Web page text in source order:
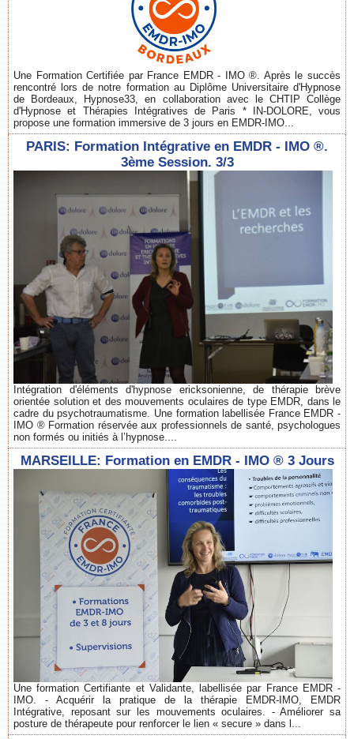
Une Formation Certifiée par France EMDR - IMO ®. Après le succès
rencontré lors de notre formation au Diplôme Universitaire d'Hypnose
de Bordeaux, Hypnose33, en collaboration avec le CHTIP Collège
d'Hypnose et Thérapies Intégratives de Paris * IN-DOLORE, vous
propose une formation immersive de 3 jours en EMDR-IMO...
PARIS: Formation Intégrative en EMDR - IMO ®.
3ème Session. 3/3
Intégration d'éléments d'hypnose ericksonienne, de thérapie brève
orientée solution et des mouvements oculaires de type EMDR, dans le
cadre du psychotraumatisme. Une formation labellisée France EMDR -
IMO ® Formation réservée aux professionnels de santé, psychologues
non formés ou initiés à l’hypnose....
MARSEILLE: Formation en EMDR - IMO ® 3 Jours
Une formation Certifiante et Validante, labellisée par France EMDR -
IMO. - Acquérir la pratique de la thérapie EMDR-IMO, EMDR
Intégrative, reposant sur les mouvements oculaires. - Améliorer sa
posture de thérapeute pour renforcer le lien « secure » dans l...